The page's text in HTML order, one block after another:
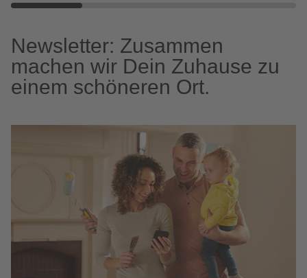
Newsletter: Zusammen
machen wir Dein Zuhause zu
einem schöneren Ort.